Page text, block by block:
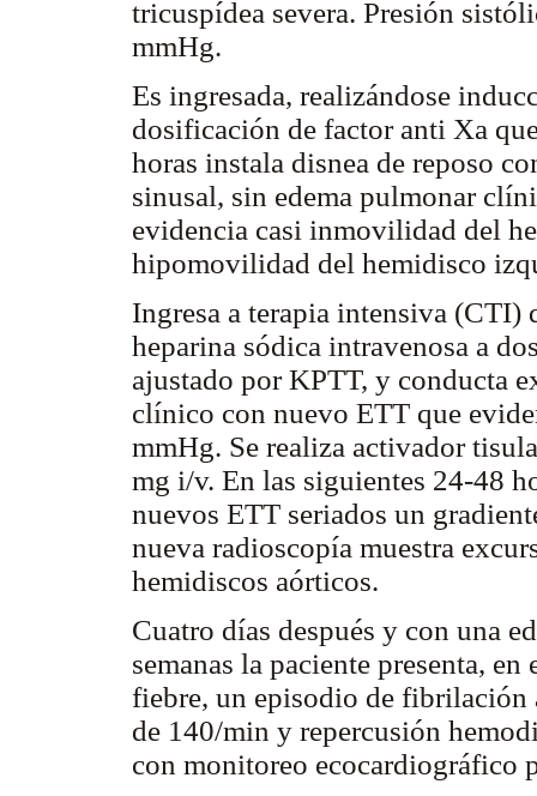
tricuspídea severa. Presión
mmHg.
Es ingresada, realizándose
dosificación de factor anti Xa
horas instala disnea de reposo
sinusal, sin edema pulmonar
evidencia casi inmovilidad del
hipomovilidad del hemidisco
Ingresa a terapia intensiva (CTI)
heparina sódica intravenosa a
ajustado por KPTT, y conducta
clínico con nuevo ETT que
mmHg. Se realiza activador
mg i/v. En las siguientes 24-48
nuevos ETT seriados un
nueva radioscopía muestra
hemidiscos aórticos.
Cuatro días después y con una
semanas la paciente presenta,
fiebre, un episodio de fibrilación
de 140/min y repercusión
con monitoreo ecocardiográfico